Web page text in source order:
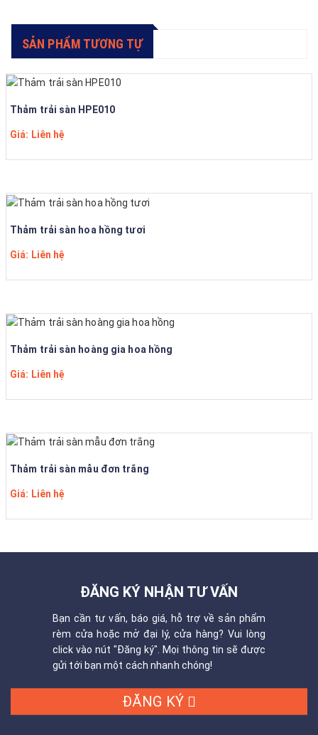
SẢN PHẨM TƯƠNG TỰ
Thảm trải sàn HPE010
Giá: Liên hệ
Thảm trải sàn hoa hồng tươi
Giá: Liên hệ
Thảm trải sàn hoàng gia hoa hồng
Giá: Liên hệ
Thảm trải sàn mẫu đơn trắng
Giá: Liên hệ
ĐĂNG KÝ NHẬN TƯ VẤN
Bạn cần tư vấn, báo giá, hỗ trợ về sản phẩm
rèm cửa hoặc mở đại lý, cửa hàng? Vui lòng
click vào nút "Đăng ký". Mọi thông tin sẽ được
gửi tới bạn một cách nhanh chóng!
ĐĂNG KÝ